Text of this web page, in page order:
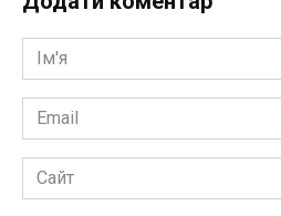
Ім'я
*
Email
*
Сайт